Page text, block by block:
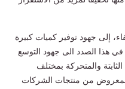
إلى جهود توفير كميات كبيرة
في هذا الصدد الى جهود التوسع
والمتحركة بمختلف
من منتجات الشركات